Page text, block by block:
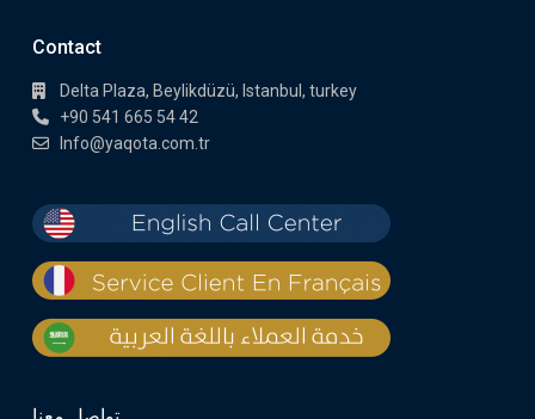
Contact
Delta Plaza, Beylikdüzü, Istanbul, turkey
+90 541 665 54 42
Info@yaqota.com.tr